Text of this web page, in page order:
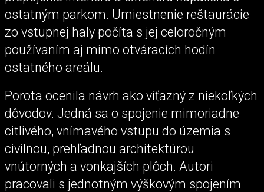
ostatným parkom. Umiestnenie reštaurácie
zo vstupnej haly počíta s jej celoročným
používaním aj mimo otváracích hodín
ostatného areálu.
Porota ocenila návrh ako víťazný z niekoľkých
dôvodov. Jedná sa o spojenie mimoriadne
citlivého, vnímavého vstupu do územia s
civilnou, prehľadnou architektúrou
vnútorných a vonkajších plôch. Autori
pracovali s jednotným výškovým spojením